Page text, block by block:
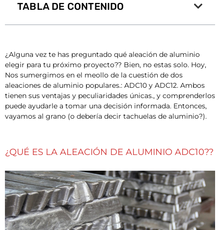
TABLA DE CONTENIDO
¿Alguna vez te has preguntado qué aleación de aluminio
elegir para tu próximo proyecto?? Bien, no estas solo. Hoy,
Nos sumergimos en el meollo de la cuestión de dos
aleaciones de aluminio populares.: ADC10 y ADC12. Ambos
tienen sus ventajas y peculiaridades únicas., y comprenderlos
puede ayudarle a tomar una decisión informada. Entonces,
vayamos al grano (o debería decir tachuelas de aluminio?).
¿QUÉ ES LA ALEACIÓN DE ALUMINIO ADC10??